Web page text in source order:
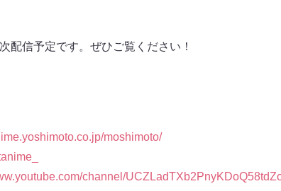
配信予定です。ぜひご覧ください！
moshimoto/
channel/